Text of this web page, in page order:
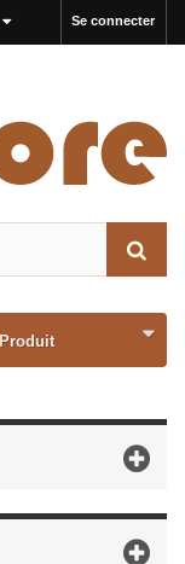
Se connecter
Produit